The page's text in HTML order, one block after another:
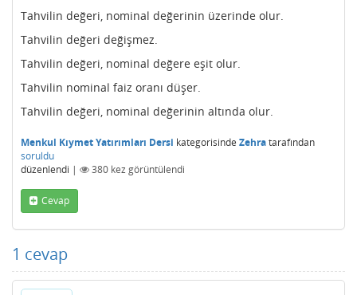
Tahvilin değeri, nominal değerinin üzerinde olur.
Tahvilin değeri değişmez.
Tahvilin değeri, nominal değere eşit olur.
Tahvilin nominal faiz oranı düşer.
Tahvilin değeri, nominal değerinin altında olur.
Menkul Kıymet Yatırımları Dersi kategorisinde Zehratarafından
soruldu
düzenlendi | 380 kez görüntülendi
Cevap
1 cevap